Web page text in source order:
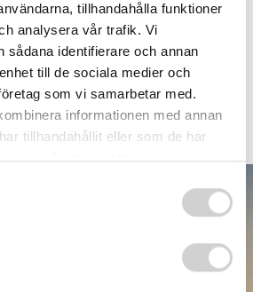
tillhandahålla funktioner
analysera vår trafik. Vi
sådana identifierare och annan
till de sociala medier och
som vi samarbetar med.
informationen med annan
tillhandahållit eller som de har
deras tjänster.
är värt det för dig att genomgå
går den snabbt att genomföra –
automatiserade rättning.